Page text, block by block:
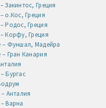
Закинтос, Греция
о.Кос, Греция
Родос, Греция
Корфу, Греция
– Фуншал, Мадейра
Гран Канария
Бургас
Анталия
Варна